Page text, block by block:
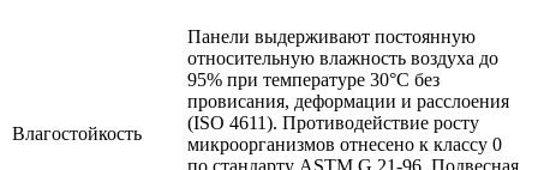
Влагостойкость
Панели выдерживают постоянную
относительную влажность воздуха до
95% при температуре 30°C без
провисания, деформации и расслоения
(ISO 4611). Противодействие росту
микроорганизмов отнесено к классу 0